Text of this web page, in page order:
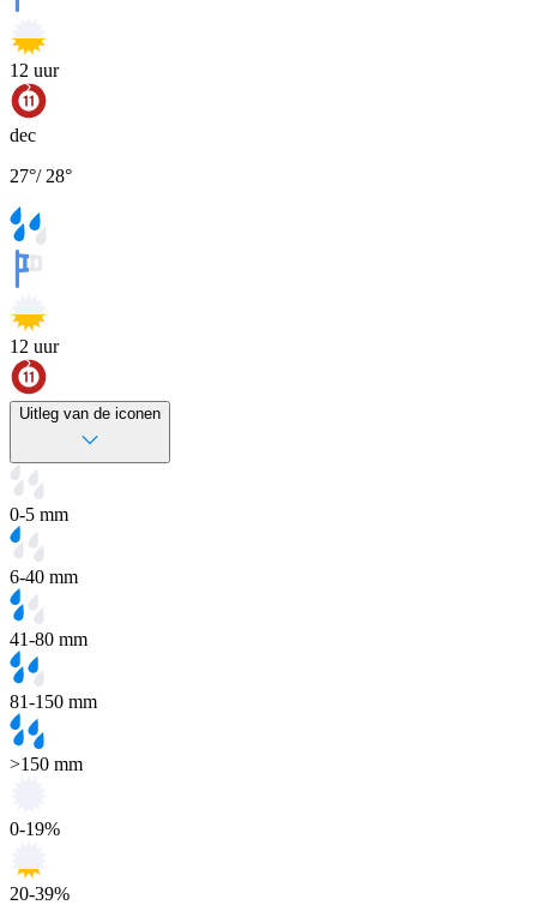
12 uur
dec
27°/ 28°
12 uur
Uitleg van de iconen
0-5 mm
6-40 mm
41-80 mm
81-150 mm
>150 mm
0-19%
20-39%